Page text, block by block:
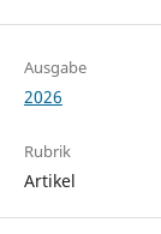
Ausgabe
2026
Rubrik
Artikel